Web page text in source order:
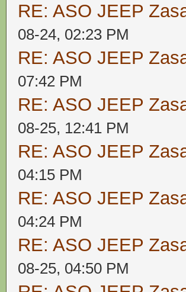
RE: ASO JEEP
08-24, 02:23 PM
RE: ASO JEEP
07:42 PM
RE: ASO JEEP
08-25, 12:41 PM
RE: ASO JEEP
04:15 PM
RE: ASO JEEP
04:24 PM
RE: ASO JEEP
08-25, 04:50 PM